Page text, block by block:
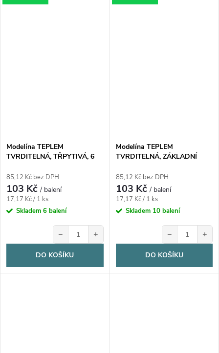
Modelína TEPLEM
TVRDITELNÁ, TŘPYTIVÁ, 6
85,12 Kč bez DPH
103 Kč/ balení
Měrná
cena:
17,17 Kč / 1 ks
Skladem 6 balení
− +
DO KOŠÍKU
Modelína TEPLEM
TVRDITELNÁ, ZÁKLADNÍ
85,12 Kč bez DPH
103 Kč/ balení
Měrná
cena:
17,17 Kč / 1 ks
Skladem 10 balení
− +
DO KOŠÍKU